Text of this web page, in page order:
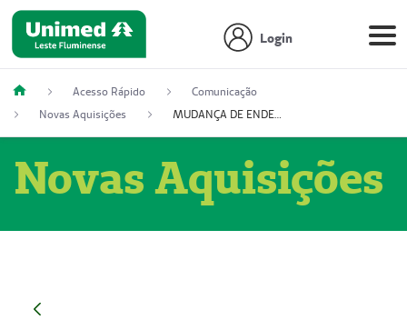
Login
Acesso Rápido
Comunicação
Novas Aquisições
MUDANÇA DE ENDEREÇO - DIAGITAB SERVIÇOS MÉDICOS LTDA (54003267-5)
Novas Aquisições